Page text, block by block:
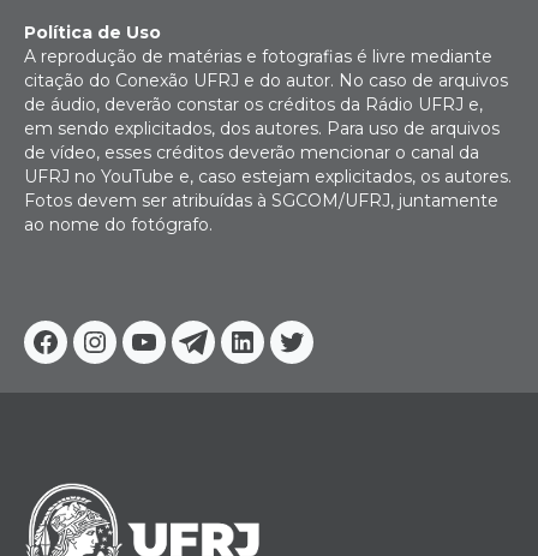
Facebook
Instagram
YoutubeTelegram
Linkedin
Twitter
Política de Uso
A reprodução de matérias e fotografias é livre mediante
citação do Conexão UFRJ e do autor. No caso de arquivos
de áudio, deverão constar os créditos da Rádio UFRJ e,
em sendo explicitados, dos autores. Para uso de arquivos
de vídeo, esses créditos deverão mencionar o canal da
UFRJ no YouTube e, caso estejam explicitados, os autores.
Fotos devem ser atribuídas à SGCOM/UFRJ, juntamente
ao nome do fotógrafo.